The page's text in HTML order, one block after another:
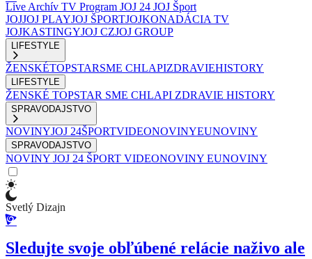
Live Archív TV Program JOJ 24 JOJ Šport
JOJJOJ PLAYJOJ ŠPORTJOJKONADÁCIA TV
JOJKASTINGYJOJ CZJOJ GROUP
LIFESTYLE
ŽENSKÉTOPSTARSME CHLAPIZDRAVIEHISTORY
LIFESTYLE
ŽENSKÉ TOPSTAR SME CHLAPI ZDRAVIE HISTORY
SPRAVODAJSTVO
NOVINYJOJ 24ŠPORTVIDEONOVINYEUNOVINY
SPRAVODAJSTVO
NOVINY JOJ 24 ŠPORT VIDEONOVINY EUNOVINY
Svetlý Dizajn
Sledujte svoje obľúbené relácie naživo ale